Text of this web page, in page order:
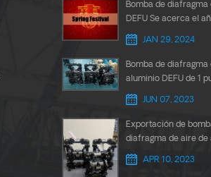
Bomba de diafragma
DEFU Se acerca el
chino
JAN 29, 2024
Bomba de diafragma
aluminio DEFU de 1
para transferencia
pegamento
JUN 07, 2023
Exportación de
diafragma de aire de
DEFU de 1,5
del Sur
APR 10, 2023